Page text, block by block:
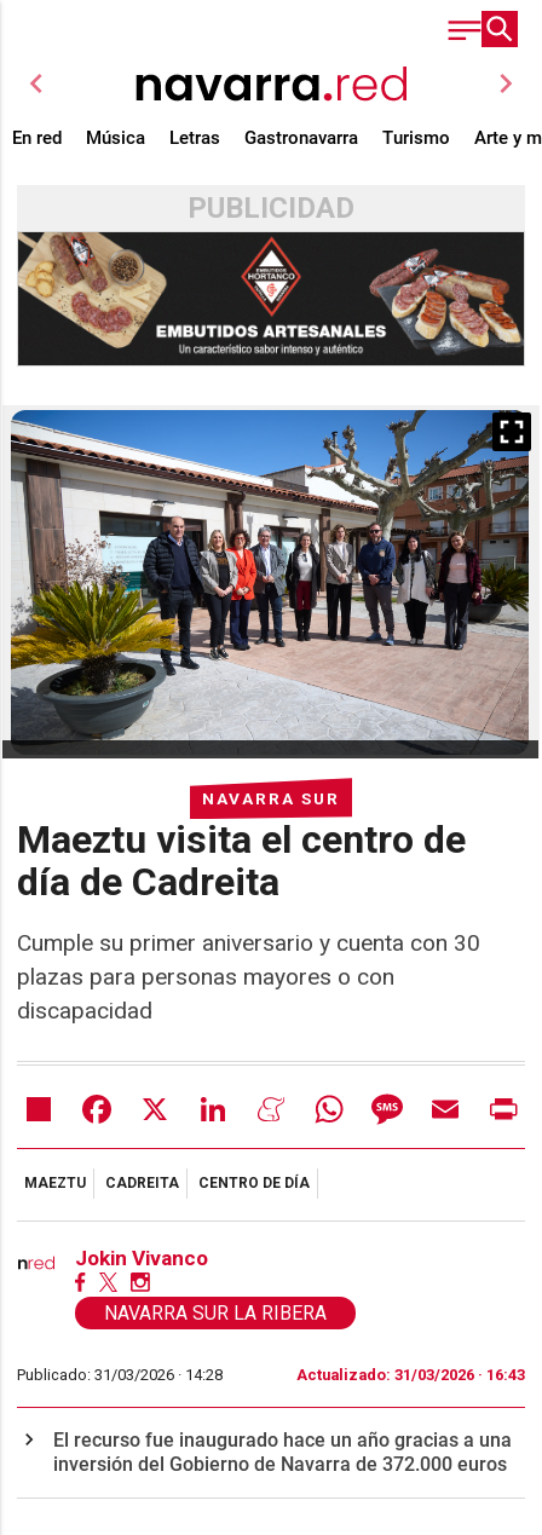
chevron_left chevron_right
En red Música Letras Gastronavarra Turismo Arte y
PUBLICIDAD
NAVARRA SUR
Maeztu visita el centro de
día de Cadreita
Cumple su primer aniversario y cuenta con 30
plazas para personas mayores o con
discapacidad
Share Facebook LinkedIn MeneameWhatsAppMessageEmail
MAEZTU CADREITA CENTRO DE DÍA
Jokin Vivanco
NAVARRA SUR LA RIBERA
Publicado: 31/03/2026 · 14:28 Actualizado: 31/03/2026 · 16:43
El recurso fue inaugurado hace un año gracias a una
inversión del Gobierno de Navarra de 372.000 euros